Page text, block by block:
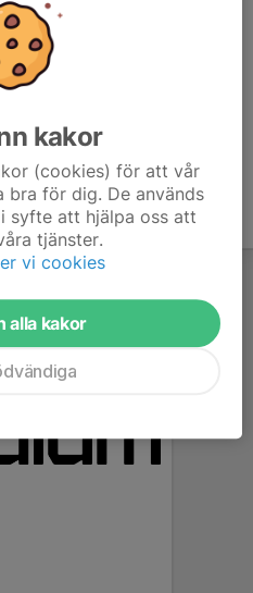
kakor
(cookies) för att vår
bra för dig. De används
syfte att hjälpa oss att
tjänster.
vi cookies
alla kakor